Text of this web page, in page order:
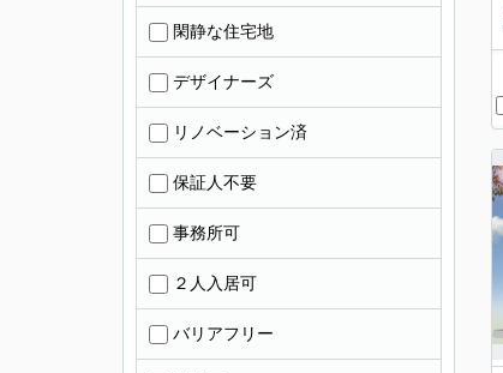
閑静な住宅地
デザイナーズ
リノベーション済
保証人不要
事務所可
２人入居可
バリアフリー